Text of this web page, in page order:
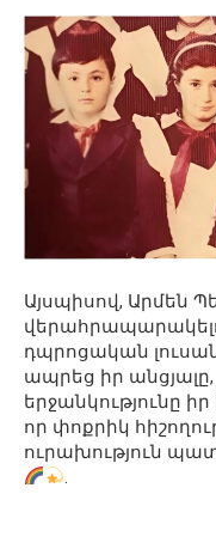
Այսպիսով, Արմեն
դպրոցական
ապրեց իր
երջանկությունը
որ փոքրիկ
ուրախություն